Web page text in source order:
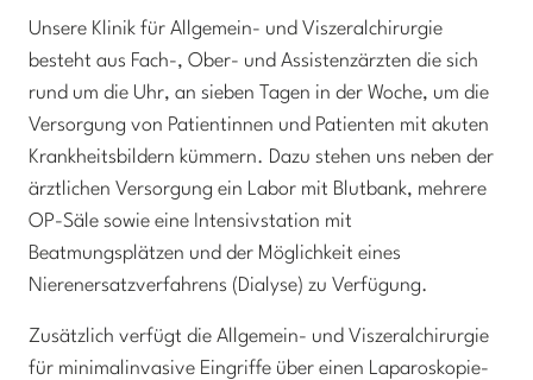
Unsere Klinik für Allgemein- und Viszeralchirurgie
besteht aus Fach-, Ober- und Assistenzärzten die sich
rund um die Uhr, an sieben Tagen in der Woche, um die
Versorgung von Patientinnen und Patienten mit akuten
Krankheitsbildern kümmern. Dazu stehen uns neben der
ärztlichen Versorgung ein Labor mit Blutbank, mehrere
OP-Säle sowie eine Intensivstation mit
Beatmungsplätzen und der Möglichkeit eines
Nierenersatzverfahrens (Dialyse) zu Verfügung.
Zusätzlich verfügt die Allgemein- und Viszeralchirurgie
für minimalinvasive Eingriffe über einen Laparoskopie-